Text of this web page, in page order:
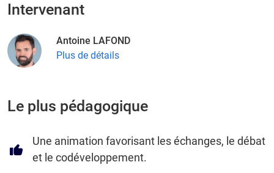
Intervenant
Antoine LAFOND
Plus de détails
Le plus pédagogique
Une animation favorisant les échanges, le débat
et le codéveloppement.